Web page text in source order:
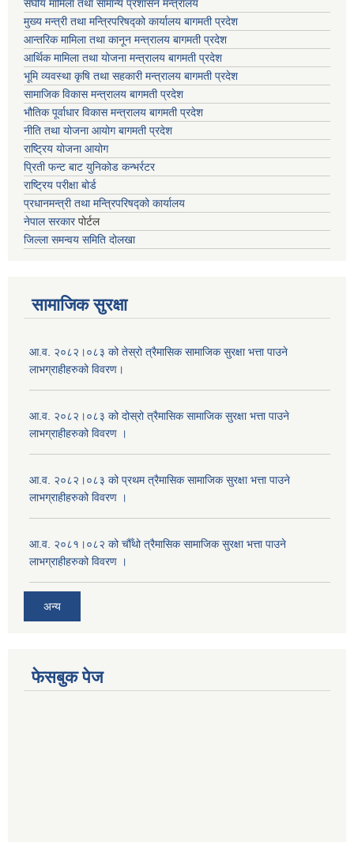
संघीय मामिला तथा सामान्य प्रशासन मन्त्रालय
मुख्य मन्त्री तथा मन्त्रिपरिषद्को कार्यालय बागमती प्रदेश
आन्तरिक मामिला तथा कानून मन्त्रालय बागमती प्रदेश
आर्थिक मामिला तथा योजना मन्त्रालय बागमती प्रदेश
भूमि व्यवस्था कृषि तथा सहकारी मन्त्रालय बागमती प्रदेश
सामाजिक विकास मन्त्रालय बागमती प्रदेश
भौतिक पूर्वाधार विकास मन्त्रालय बागमती प्रदेश
नीति तथा योजना आयोग बागमती प्रदेश
राष्ट्रिय योजना आयोग
प्रिती फन्ट बाट युनिकोड कन्भर्रटर
राष्ट्रिय परीक्षा बोर्ड
प्रधानमन्त्री तथा मन्त्रिपरिषद्को कार्यालय
नेपाल सरकारपोर्टल
जिल्ला समन्वय समिति दोलखा
सामाजिक सुरक्षा
आ.व. २०८२।०८३ को तेस्रो त्रैमासिक सामाजिक सुरक्षा भत्ता पाउने
लाभग्राहीहरुको विवरण।
आ.व. २०८२।०८३ को दोस्रो त्रैमासिक सामाजिक सुरक्षा भत्ता पाउने
लाभग्राहीहरुको विवरण ।
आ.व. २०८२।०८३ को प्रथम त्रैमासिक सामाजिक सुरक्षा भत्ता पाउने
लाभग्राहीहरुको विवरण ।
आ.व. २०८१।०८२ को चौँथो त्रैमासिक सामाजिक सुरक्षा भत्ता पाउने
लाभग्राहीहरुको विवरण ।
अन्य
फेसबुक पेज